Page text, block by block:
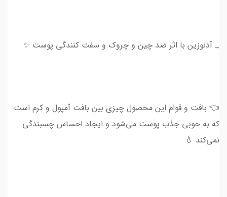
_ آدنوزین با اثر ضد چین و چروک و سفت کنندگی پوست ✨
👈 بافت و قوام این محصول چیزی بین بافت آمپول و کرم است
که به خوبی جذب پوست می‌شود و ایجاد احساس چسبندگی
نمی‌کند 💧